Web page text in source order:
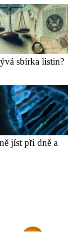
sbírka listin?
jíst při dně a